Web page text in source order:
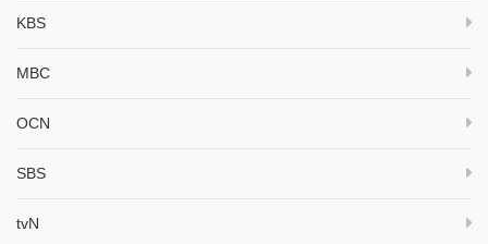
KBS
MBC
OCN
SBS
tvN